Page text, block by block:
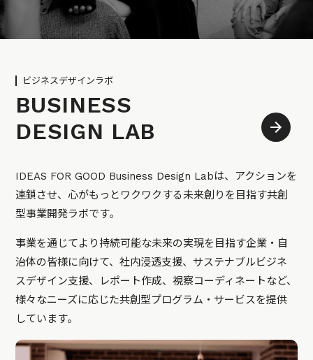
ビジネスデザインラボ
BUSINESS
DESIGN LAB
IDEAS FOR GOOD Business Design Labは、アクションを
連鎖させ、心がもっとワクワクする未来創りを目指す共創
型事業開発ラボです。
事業を通じてより持続可能な未来の実現を目指す企業・自
治体の皆様に向けて、社内浸透支援、サステナブルビジネ
スデザイン支援、レポート作成、視察コーディネートなど、
様々なニーズに応じた共創型プログラム・サービスを提供
しています。